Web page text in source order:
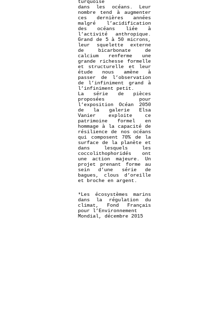
turquoise
dans les océans. Leur
nombre tend à augmenter
ces dernières années
malgré l’acidification
des océans liée à
l’activité anthropique.
Grand de 5 à 50 microns,
leur squelette externe
de bicarbonate de
calcium renferme une
grande richesse formelle
et structurelle et leur
étude nous amène à
passer de l’observation
de l’infiniment grand à
l’infiniment petit.
La série de pièces
proposées pour
l’exposition Océan 2050
de la galerie Elsa
Vanier exploite ce
patrimoine formel en
hommage à la capacité de
résilience de nos océans
qui composent 70% de la
surface de la planète et
dans lesquels les
coccolithophoridés ont
une action majeure. Un
projet prenant forme au
sein d’une série de
bagues, clous d’oreille
et broche en argent.
*Les écosystèmes marins
dans la régulation du
climat, Fond Français
pour l’Environnement
Mondial, décembre 2015